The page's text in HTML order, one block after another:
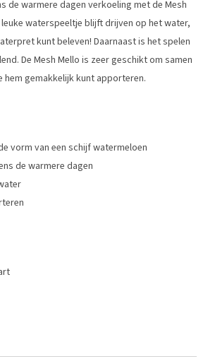
de warmere dagen verkoeling met de Mesh
leuke waterspeeltje blijft drijven op het water,
kunt beleven! Daarnaast is het spelen
De Mesh Mello is zeer geschikt om samen
hem gemakkelijk kunt apporteren.
vorm van een schijf watermeloen
de warmere dagen